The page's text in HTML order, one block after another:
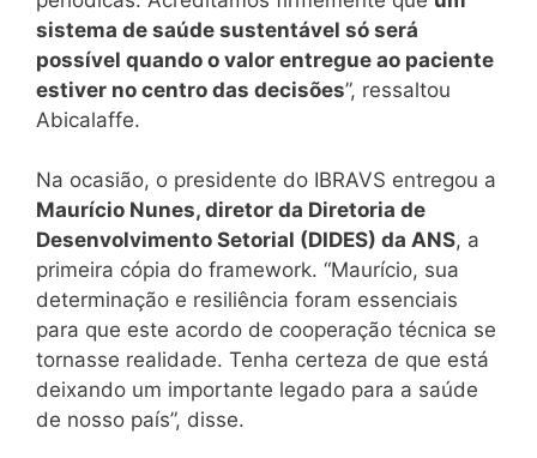
sistema de saúde sustentável só será
possível quando o valor entregue ao paciente
estiver no centro das decisões”, ressaltou
Abicalaffe.
Na ocasião, o presidente do IBRAVS entregou a
Maurício Nunes, diretor da Diretoria de
Desenvolvimento Setorial (DIDES) da ANS, a
primeira cópia do framework. “Maurício, sua
determinação e resiliência foram essenciais
para que este acordo de cooperação técnica se
tornasse realidade. Tenha certeza de que está
deixando um importante legado para a saúde
de nosso país”, disse.